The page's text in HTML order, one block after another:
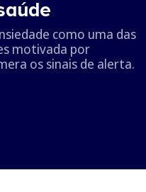
como uma das
motivada por
os sinais de alerta.